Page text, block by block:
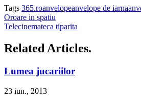
Tags 365.roanvelopeanvelope de iarna
Oroare in spatiu
Telecinemateca tiparita
Related Articles.
Lumea jucariilor
23 iun., 2013